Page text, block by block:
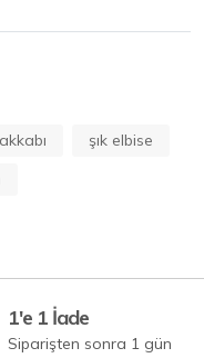
şık elbise
1'e 1 İade
Siparişten sonra 1 gün